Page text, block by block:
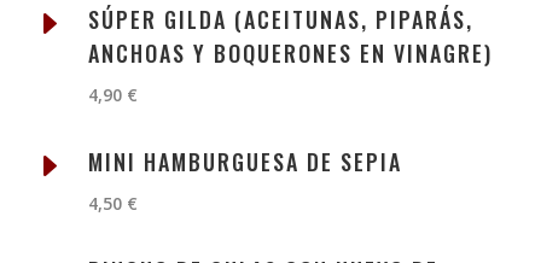
E
SÚPER GILDA (ACEITUNAS, PIPARÁS,
ANCHOAS Y BOQUERONES EN VINAGRE)
4,90 €
E MINI HAMBURGUESA DE SEPIA
4,50 €